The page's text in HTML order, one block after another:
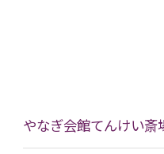
やなぎ会館てんけい斎